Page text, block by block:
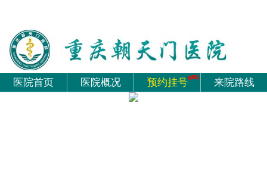
医院首页 医院概况 预约挂号 来院路线